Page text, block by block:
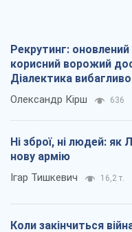
Рекрутинг: оновлений
корисний ворожий
Діалектика
Олександр Кірш 636
Ні зброї, ні людей:
нову армію
Ігар Тишкевич 16,2 т.
Коли закінчиться